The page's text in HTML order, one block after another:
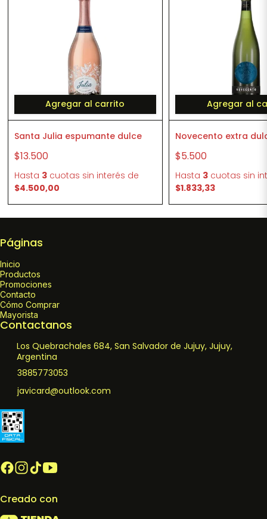
Agregar al carrito
Santa Julia espumante dulce
$13.500
Hasta 3cuotas sin interés de
$4.500,00
Agregar al
Novecento extra
$5.500
Hasta 3 cuotas sin
$1.833,33
Páginas
Inicio
Productos
Promociones
Contacto
Cómo Comprar
Mayorista
Contactanos
Los Quebrachales 684, San Salvador de Jujuy, Jujuy,
Argentina
3885773053
javicard@outlook.com
Creado con